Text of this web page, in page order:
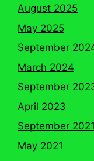
August 2025
May 2025
September
March 2024
September
April 2023
September 2021
May 2021